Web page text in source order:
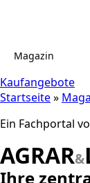
Magazin
Kaufangebote
Startseite»
Ein Fachportal
AGRAR&
Ihre